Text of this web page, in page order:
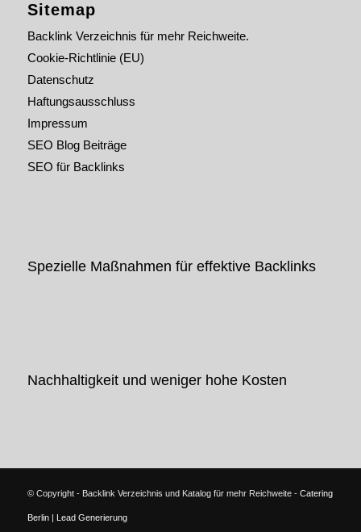
Sitemap
Backlink Verzeichnis für mehr Reichweite.
Cookie-Richtlinie (EU)
Datenschutz
Haftungsausschluss
Impressum
SEO Blog Beiträge
SEO für Backlinks
Spezielle Maßnahmen für effektive Backlinks
Nachhaltigkeit und weniger hohe Kosten
© Copyright - Backlink Verzeichnis und Katalog für mehr Reichweite - Catering
Berlin| Lead Generierung